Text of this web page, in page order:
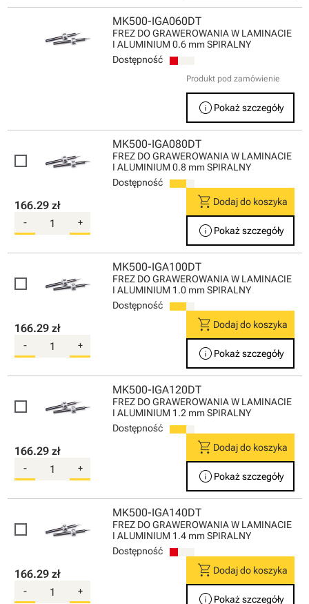
MK500-IGA060DT
FREZ DO GRAWEROWANIA W LAMINACIE
I ALUMINIUM 0.6 mm SPIRALNY
Dostępność
Produkt pod zamówienie
info Pokaż szczegóły
MK500-IGA080DT
FREZ DO GRAWEROWANIA W LAMINACIE
I ALUMINIUM 0.8 mm SPIRALNY
Dostępność
166.29 zł
- +
shopping_cart Dodaj do koszyka
info Pokaż szczegóły
MK500-IGA100DT
FREZ DO GRAWEROWANIA W LAMINACIE
I ALUMINIUM 1.0 mm SPIRALNY
Dostępność
166.29 zł
- +
shopping_cart Dodaj do koszyka
info Pokaż szczegóły
MK500-IGA120DT
FREZ DO GRAWEROWANIA W LAMINACIE
I ALUMINIUM 1.2 mm SPIRALNY
Dostępność
166.29 zł
- +
shopping_cart Dodaj do koszyka
info Pokaż szczegóły
MK500-IGA140DT
FREZ DO GRAWEROWANIA W LAMINACIE
I ALUMINIUM 1.4 mm SPIRALNY
Dostępność
166.29 zł
- +
shopping_cart Dodaj do koszyka
info Pokaż szczegóły